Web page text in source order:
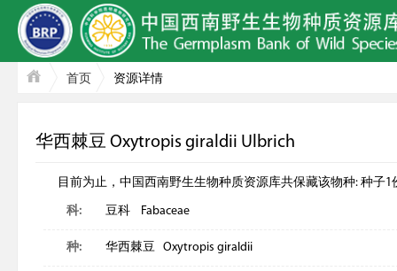
首页 资源详情
华西棘豆 Oxytropis giraldii Ulbrich
目前为止，中国西南野生生物种质资源库共保藏该物种: 种子1
科: 豆科 Fabaceae
种: 华西棘豆 Oxytropis giraldii